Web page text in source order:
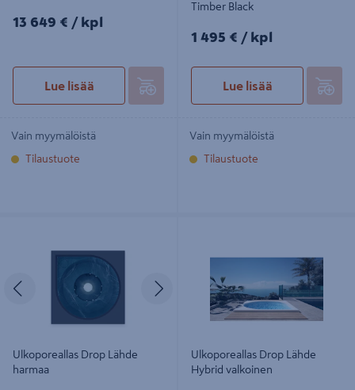
13649€/kpl
13 649 € / kpl
Lue lisää
Vain myymälöistä
Tilaustuote
Timber Black
1495€/kpl
1 495 € / kpl
Lue lisää
Vain myymälöistä
Tilaustuote
Edellinen Seuraava
Ulkoporeallas Drop Lähde
harmaa
Ulkoporeallas Drop Lähde
Hybrid valkoinen